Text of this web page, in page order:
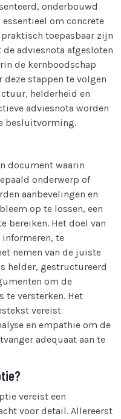
onderbouwd
om concrete
toepasbaar zijn
adviesnota afgesloten
de kernboodschap
stappen te volgen
helderheid en
adviesnota worden
besluitvorming.
document waarin
onderwerp of
aanbevelingen en
op te lossen, een
bereiken. Het doel van
informeren, te
nemen van de juiste
helder, gestructureerd
om de
te versterken. Het
vereist
en empathie om de
adequaat aan te
vereist een
voor detail. Allereerst